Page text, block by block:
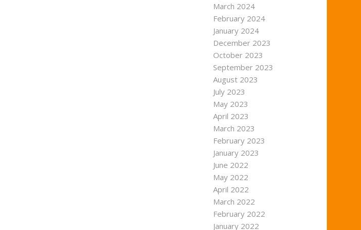
March 2024
February 2024
January 2024
December 2023
October 2023
September 2023
August 2023
July 2023
May 2023
April 2023
March 2023
February 2023
January 2023
June 2022
May 2022
April 2022
March 2022
February 2022
January 2022